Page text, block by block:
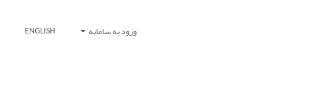
ورود به سامانه ENGLISH